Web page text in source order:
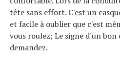
tête sans effort. C'est un
et facile à oublier que c'est
vous roulez; Le signe d'un bon
demandez.